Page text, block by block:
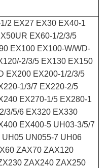
2 EX27 EX30 EX40-1
EX60-1/2/3/5
EX100 EX100-W/WD-
2/3/5 EX130 EX150
EX200 EX200-1/2/3/5
1/3/7 EX220-2/5
EX270-1/5 EX280-1
3/5/6 EX320 EX330
EX400-5 UH03-3/5/7
UH05 UN055-7 UH06
ZAX70 ZAX120
ZAX240 ZAX250